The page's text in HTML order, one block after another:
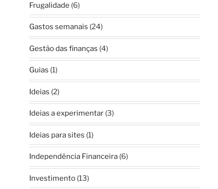
Frugalidade (6)
Gastos semanais (24)
Gestão das finanças (4)
Guias (1)
Ideias (2)
Ideias a experimentar(3)
Ideias para sites (1)
Independência Financeira(6)
Investimento(13)